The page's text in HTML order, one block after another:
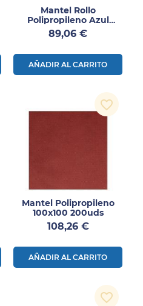
Mantel Rollo
Polipropileno Azul
1.60x100m 1ud
Precio
89,06 €
AÑADIR AL CARRITO
Mantel Polipropileno
100x100 200uds
Precio
108,26 €
AÑADIR AL CARRITO
favorite_border
favorite_border